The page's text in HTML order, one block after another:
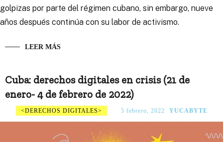
golpizas por parte del régimen cubano, sin embargo, nueve
años después continúa con su labor de activismo.
LEER MÁS
Cuba: derechos digitales en crisis (21 de
enero- 4 de febrero de 2022)
DERECHOS DIGITALES 5 febrero, 2022 YUCABYTE